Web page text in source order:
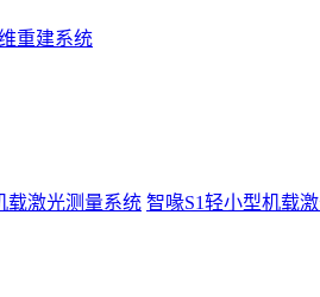
重建系统
载激光测量系统 智喙S1轻小型机载